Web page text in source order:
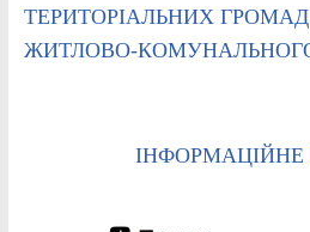
ТЕРИТОРІАЛЬНИХ
ЖИТЛОВО-